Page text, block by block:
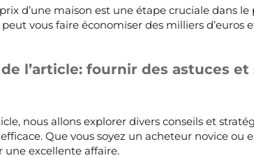
d’une maison est une étape cruciale dans
vous faire économiser des milliers d’euros
l’article: fournir des astuces
nous allons explorer divers conseils et
Que vous soyez un acheteur novice ou
une excellente affaire.